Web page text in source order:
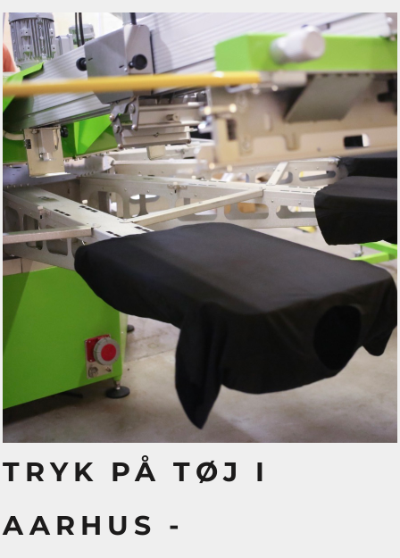
TRYK PÅ TØJ I
AARHUS -